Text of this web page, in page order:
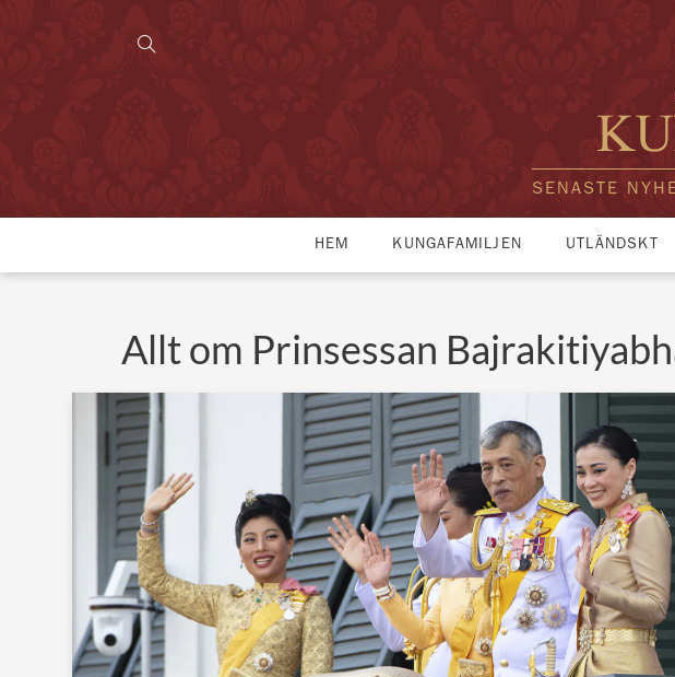
SENASTE
HEM KUNGAFAMILJEN UTLÄNDSKT
Allt om Prinsessan